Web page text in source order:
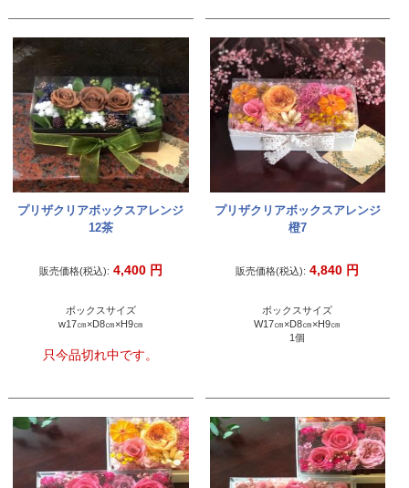
プリザクリアボックスアレンジ
12茶
販売価格(税込): 4,400 円
ボックスサイズ
w17㎝×D8㎝×H9㎝
只今品切れ中です。
プリザクリアボックスアレンジ
橙7
販売価格(税込): 4,840 円
ボックスサイズ
W17㎝×D8㎝×H9㎝
1個